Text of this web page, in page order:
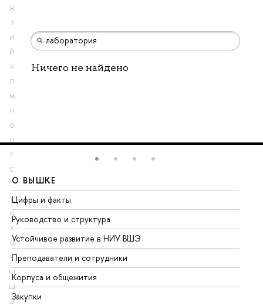
Ж
З
И
Й
К
Л
М
Н
О
П
Р
С
Т
У
Ф
Х
Ц
Ч
Ш
Щ
Э
Ничего не найдено
О ВЫШКЕ
Цифры и факты
Руководство и структура
Устойчивое развитие в НИУ ВШЭ
Преподаватели и сотрудники
Корпуса и общежития
Закупки